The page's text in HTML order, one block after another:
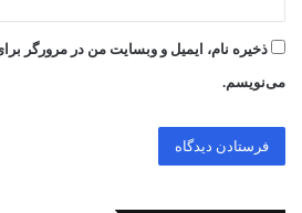
ذخیره نام، ایمیل و وبسایت من در مرورگر
می‌نویسم.